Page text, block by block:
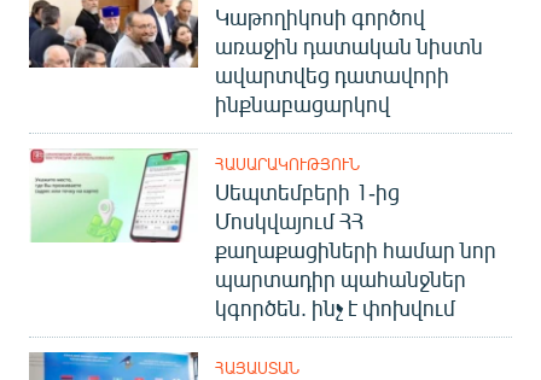
Կաթողիկոսի գործով
առաջին դատական նիստն
ավարտվեց դատավորի
ինքնաբացարկով
ՀԱՍԱՐԱԿՈՒԹՅՈՒՆ
Սեպտեմբերի 1-ից
Մոսկվայում ՀՀ
քաղաքացիների համար նոր
պարտադիր պահանջներ
կգործեն. ինչ է փոխվում
ՀԱՅԱՍՏԱՆ